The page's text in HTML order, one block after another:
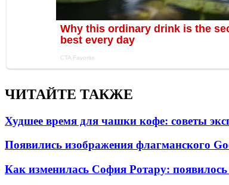
ЧИТАЙТЕ ТАКЖЕ
Худшее время для чашки кофе: советы
Появились изображения флагманского
Как изменилась София Ротару: появилось